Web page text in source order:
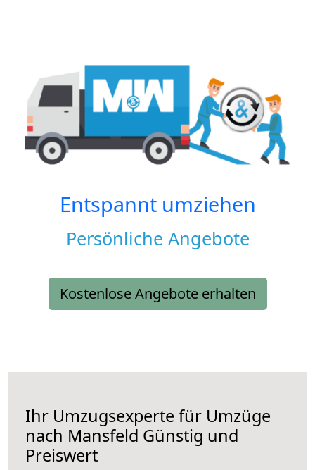
Entspannt umziehen
Persönliche Angebote
Kostenlose Angebote erhalten
Ihr Umzugsexperte für Umzüge
nach Mansfeld Günstig und
Preiswert